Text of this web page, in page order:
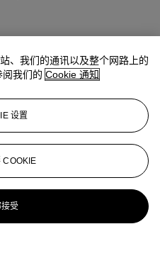
、我们的通讯以及整个网路上的
我们的 Cookie 通知
设置
COOKIE
受